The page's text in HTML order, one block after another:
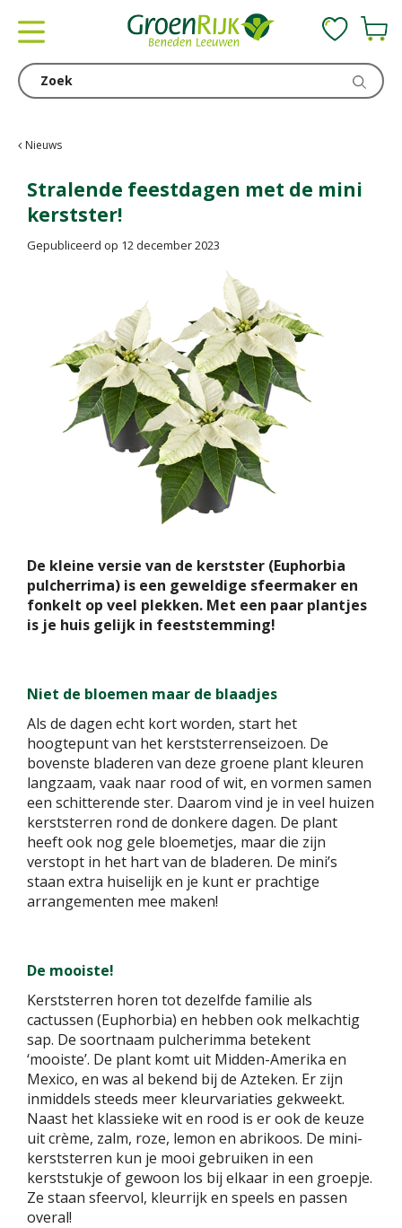
Nieuws
Stralende feestdagen met de mini
kerstster!
Gepubliceerd op 12 december 2023
De kleine versie van de kerstster (Euphorbia
pulcherrima) is een geweldige sfeermaker en
fonkelt op veel plekken. Met een paar plantjes
is je huis gelijk in feeststemming!
Niet de bloemen maar de blaadjes
Als de dagen echt kort worden, start het
hoogtepunt van het kerststerrenseizoen. De
bovenste bladeren van deze groene plant kleuren
langzaam, vaak naar rood of wit, en vormen samen
een schitterende ster. Daarom vind je in veel huizen
kerststerren rond de donkere dagen. De plant
heeft ook nog gele bloemetjes, maar die zijn
verstopt in het hart van de bladeren. De mini’s
staan extra huiselijk en je kunt er prachtige
arrangementen mee maken!
De mooiste!
Kerststerren horen tot dezelfde familie als
cactussen (Euphorbia) en hebben ook melkachtig
sap. De soortnaam pulcherimma betekent
‘mooiste’. De plant komt uit Midden-Amerika en
Mexico, en was al bekend bij de Azteken. Er zijn
inmiddels steeds meer kleurvariaties gekweekt.
Naast het klassieke wit en rood is er ook de keuze
uit crème, zalm, roze, lemon en abrikoos. De mini-
kerststerren kun je mooi gebruiken in een
kerststukje of gewoon los bij elkaar in een groepje.
Ze staan sfeervol, kleurrijk en speels en passen
overal!